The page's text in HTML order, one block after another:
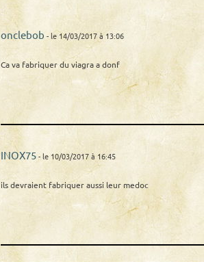
onclebob - le 14/03/2017 à 13:06
Ca va fabriquer du viagra a donf
INOX75- le 10/03/2017 à 16:45
ils devraient fabriquer aussi leur medoc